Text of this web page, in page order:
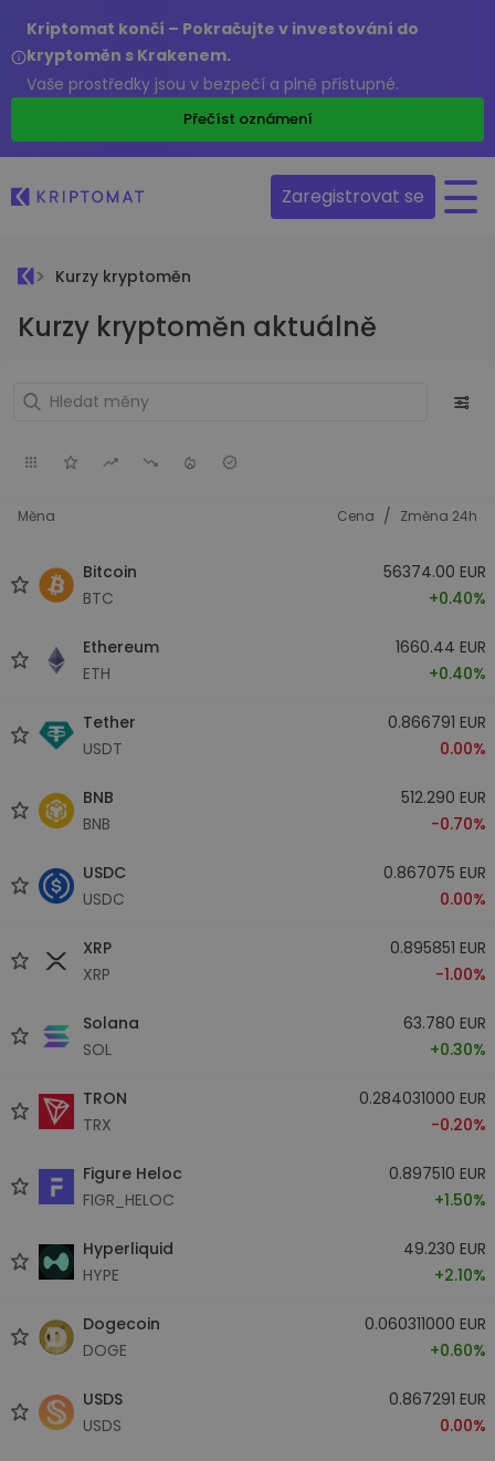
Kriptomat končí – Pokračujte v investování do
kryptoměn s Krakenem.
Vaše prostředky jsou v bezpečí a plně přístupné.
Přečíst oznámení
Zaregistrovat se
Kurzy kryptoměn
Kurzy kryptoměn aktuálně
Měna Cena / Změna 24h
Bitcoin
BTC
56374.00 EUR
+0.40%
Ethereum
ETH
1660.44 EUR
+0.40%
Tether
USDT
0.866791 EUR
0.00%
BNB
BNB
512.290 EUR
-0.70%
USDC
USDC
0.867075 EUR
0.00%
XRP
XRP
0.895851 EUR
-1.00%
Solana
SOL
63.780 EUR
+0.30%
TRON
TRX
0.284031000 EUR
-0.20%
Figure Heloc
FIGR_HELOC
0.897510 EUR
+1.50%
Hyperliquid
HYPE
49.230 EUR
+2.10%
Dogecoin
DOGE
0.060311000 EUR
+0.60%
USDS
USDS
0.867291 EUR
0.00%